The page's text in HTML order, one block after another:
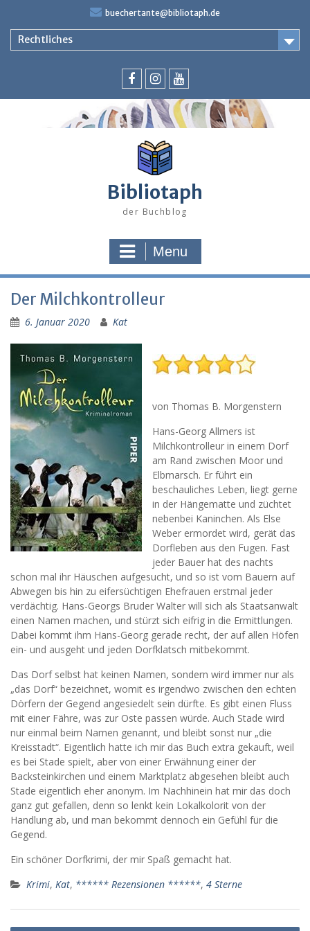
content
buechertante@bibliotaph.de
Rechtliches
Bibliotaph
der Buchblog
Menu
Der Milchkontrolleur
6. Januar 2020 Kat
von Thomas B. Morgenstern
Hans-Georg Allmers ist
Milchkontrolleur in einem Dorf
am Rand zwischen Moor und
Elbmarsch. Er führt ein
beschauliches Leben, liegt gerne
in der Hängematte und züchtet
nebenbei Kaninchen. Als Else
Weber ermordet wird, gerät das
Dorfleben aus den Fugen. Fast
jeder Bauer hat des nachts
schon mal ihr Häuschen aufgesucht, und so ist vom Bauern auf
Abwegen bis hin zu eifersüchtigen Ehefrauen erstmal jeder
verdächtig. Hans-Georgs Bruder Walter will sich als Staatsanwalt
einen Namen machen, und stürzt sich eifrig in die Ermittlungen.
Dabei kommt ihm Hans-Georg gerade recht, der auf allen Höfen
ein- und ausgeht und jeden Dorfklatsch mitbekommt.
Das Dorf selbst hat keinen Namen, sondern wird immer nur als
„das Dorf“ bezeichnet, womit es irgendwo zwischen den echten
Dörfern der Gegend angesiedelt sein dürfte. Es gibt einen Fluss
mit einer Fähre, was zur Oste passen würde. Auch Stade wird
nur einmal beim Namen genannt, und bleibt sonst nur „die
Kreisstadt“. Eigentlich hatte ich mir das Buch extra gekauft, weil
es bei Stade spielt, aber von einer Erwähnung einer der
Backsteinkirchen und einem Marktplatz abgesehen bleibt auch
Stade eigentlich eher anonym. Im Nachhinein hat mir das doch
ganz gut gefallen, denn so lenkt kein Lokalkolorit von der
Handlung ab, und man bekommt dennoch ein Gefühl für die
Gegend.
Ein schöner Dorfkrimi, der mir Spaß gemacht hat.
Krimi, Kat, ****** Rezensionen ******, 4 Sterne